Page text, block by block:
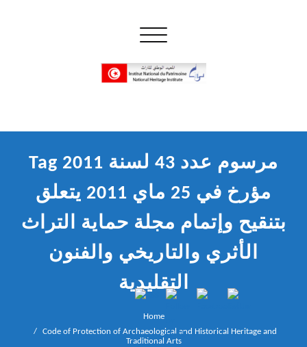
Toggle navigation
Tag مرسوم عدد 43 لسنة 2011
مؤرخ في 25 ماي 2011 يتعلق
بتنقيح وإتمام مجلة حماية التراث
الأثري والتاريخي والفنون
التقليدية
Home
Code of Protection of Archaeological and Historical Heritage and
Traditional Arts